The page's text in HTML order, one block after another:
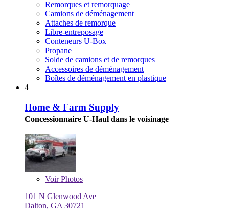
Remorques et remorquage
Camions de déménagement
Attaches de remorque
Libre-entreposage
Conteneurs U-Box
Propane
Solde de camions et de remorques
Accessoires de déménagement
Boîtes de déménagement en plastique
4
Home & Farm Supply
Concessionnaire U-Haul dans le voisinage
VoirPhotos
101 N Glenwood Ave
Dalton, GA 30721